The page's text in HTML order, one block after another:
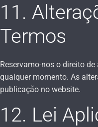
11.
Termos
Reservamo-nos o direito
qualquer momento. As
publicação no website.
12. Lei